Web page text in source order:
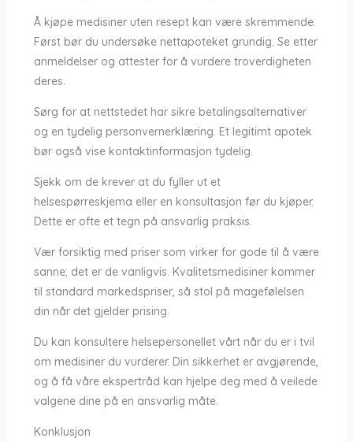
Å kjøpe medisiner uten resept kan være skremmende.
Først bør du undersøke nettapoteket grundig. Se etter
anmeldelser og attester for å vurdere troverdigheten
deres.
Sørg for at nettstedet har sikre betalingsalternativer
og en tydelig personvernerklæring. Et legitimt apotek
bør også vise kontaktinformasjon tydelig.
Sjekk om de krever at du fyller ut et
helsespørreskjema eller en konsultasjon før du kjøper.
Dette er ofte et tegn på ansvarlig praksis.
Vær forsiktig med priser som virker for gode til å være
sanne; det er de vanligvis. Kvalitetsmedisiner kommer
til standard markedspriser, så stol på magefølelsen
din når det gjelder prising.
Du kan konsultere helsepersonellet vårt når du er i tvil
om medisiner du vurderer. Din sikkerhet er avgjørende,
og å få våre ekspertråd kan hjelpe deg med å veilede
valgene dine på en ansvarlig måte.
Konklusjon